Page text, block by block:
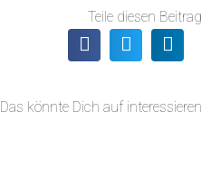
Teile diesen Beitrag
Das könnte Dich auf interessieren